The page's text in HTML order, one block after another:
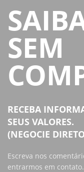
SEM
RECEBA
SEUS VALORES.
(NEGOCIE
Escreva nos
entrarmos em